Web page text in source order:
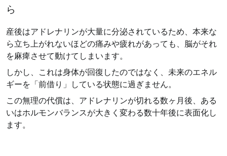
ら
産後はアドレナリンが大量に分泌されているため、本来な
ら立ち上がれないほどの痛みや疲れがあっても、脳がそれ
を麻痺させて動けてしまいます。
しかし、これは身体が回復したのではなく、未来のエネル
ギーを「前借り」している状態に過ぎません。
この無理の代償は、アドレナリンが切れる数ヶ月後、ある
いはホルモンバランスが大きく変わる数十年後に表面化し
ます。